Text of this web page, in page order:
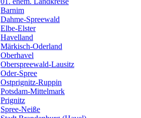
Barnim
Dahme-Spreewald
Elbe-Elster
Havelland
Märkisch-Oderland
Oberhavel
Oberspreewald-Lausitz
Oder-Spree
Ostprignitz-Ruppin
Potsdam-Mittelmark
Prignitz
Spree-Neiße